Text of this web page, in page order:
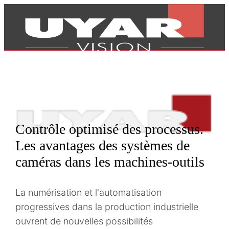
Produits
Contrôle optimisé des processus.
Les avantages des systèmes de
caméras dans les machines-outils
La numérisation et l'automatisation
progressives dans la production industrielle
ouvrent de nouvelles possibilités